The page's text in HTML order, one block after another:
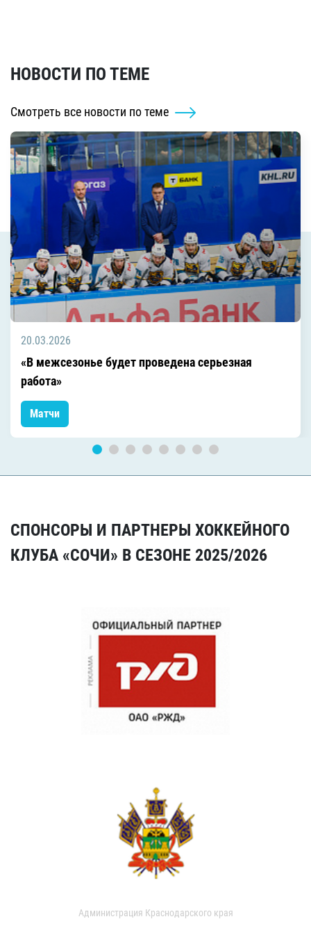
НОВОСТИ ПО ТЕМЕ
Смотреть все новости по теме
20.03.2026
«В межсезонье будет проведена серьезная
работа»
Матчи
СПОНСОРЫ И ПАРТНЕРЫ ХОККЕЙНОГО
КЛУБА «СОЧИ» В СЕЗОНЕ 2025/2026
Администрация Краснодарского края